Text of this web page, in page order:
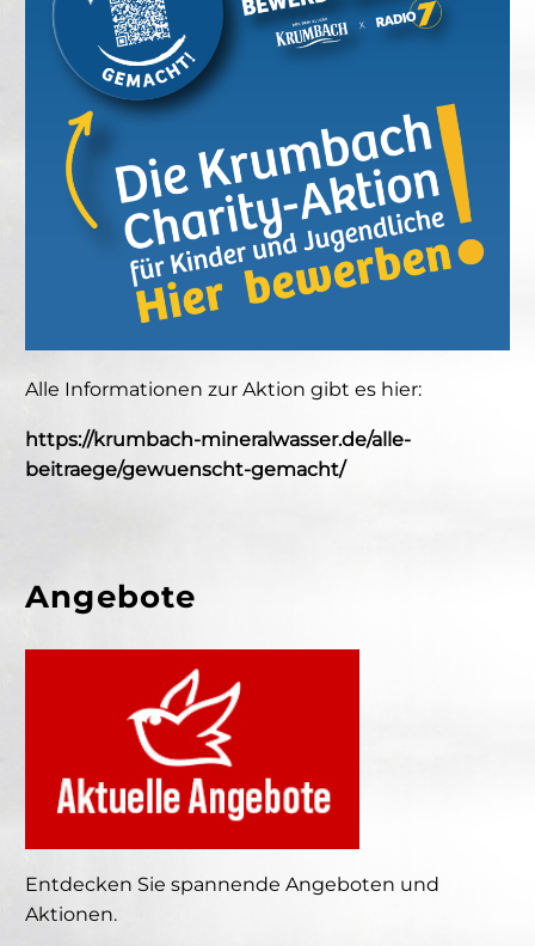
Alle Informationen zur Aktion gibt es hier:
https://krumbach-mineralwasser.de/alle-
beitraege/gewuenscht-gemacht/
Angebote
Entdecken Sie spannende Angeboten und
Aktionen.